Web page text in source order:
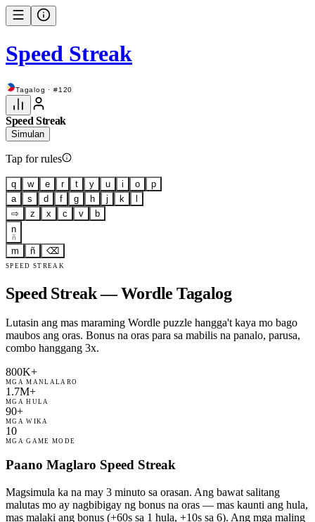
Speed Streak
Tagalog · #120
Speed Streak
Simulan
Tap for rules
q w e r t y u i o
p
a
s d f g h j k
⇨
z x c v
b
n
ñ
m ñ ⌫
SPEED STREAK
Speed Streak — Wordle Tagalog
Lutasin ang mas maraming Wordle puzzle hangga't kaya mo bago
maubos ang oras. Bonus na oras para sa mabilis na panalo, parusa,
combo hanggang 3x.
800K+
MGA MANLALARO
1.7M+
MGA HULA
90+
MGA WIKA
10
MGA GAME MODE
Paano Maglaro Speed Streak
Magsimula ka na may 3 minuto sa orasan. Ang bawat salitang
malutas mo ay nagbibigay ng bonus na oras — mas kaunti ang hula,
mas malaki ang bonus (+60s sa 1 hula, +10s sa 6). Ang mga maling